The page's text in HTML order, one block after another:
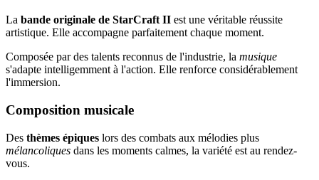
La bande originale de StarCraft II est une véritable réussite
artistique. Elle accompagne parfaitement chaque moment.
Composée par des talents reconnus de l'industrie, la musique
s'adapte intelligemment à l'action. Elle renforce considérablement
l'immersion.
Composition musicale
Des thèmes épiques lors des combats aux mélodies plus
mélancoliques dans les moments calmes, la variété est au rendez-
vous.